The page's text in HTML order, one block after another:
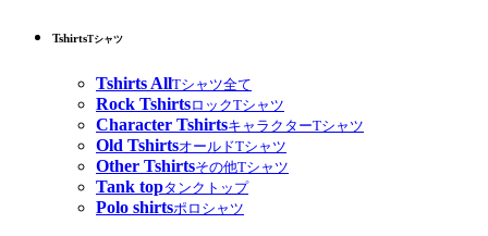
TshirtsTシャツ
Tshirts AllTシャツ全て
Rock TshirtsロックTシャツ
Character TshirtsキャラクターTシャツ
Old TshirtsオールドTシャツ
Other Tshirtsその他Tシャツ
Tank topタンクトップ
Polo shirtsポロシャツ